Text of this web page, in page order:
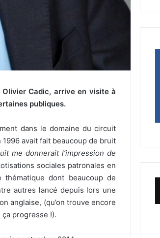
Olivier Cadic, arrive en visite à
publiques.
dans le domaine du circuit
avait fait beaucoup de bruit
me donnerait l’impression de
sociales patronales en
dont beaucoup de
autres lancé depuis lors une
anglaise, (qu’on trouve encore
progresse !).